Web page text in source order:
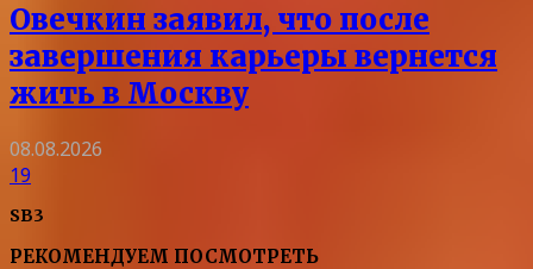
Овечкин заявил, что после
завершения карьеры вернется
жить в Москву
08.08.2026
19
SB3
РЕКОМЕНДУЕМ ПОСМОТРЕТЬ